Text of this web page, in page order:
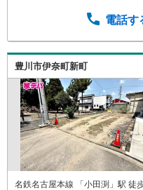
す！・中古物件の
を実現できます。・
ひご家族そろってご
分～午後6時30分 （
のお問い合わせがス
ボタンをタッチ！も
電話す
豊川市伊奈町新町
名鉄名古屋本線 「小田渕」駅 徒